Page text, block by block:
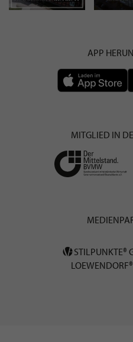
APP
MITGLIED IN
STILPUNKTE®